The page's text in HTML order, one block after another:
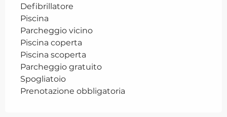
Defibrillatore
Piscina
Parcheggio vicino
Piscina coperta
Piscina scoperta
Parcheggio gratuito
Spogliatoio
Prenotazione obbligatoria